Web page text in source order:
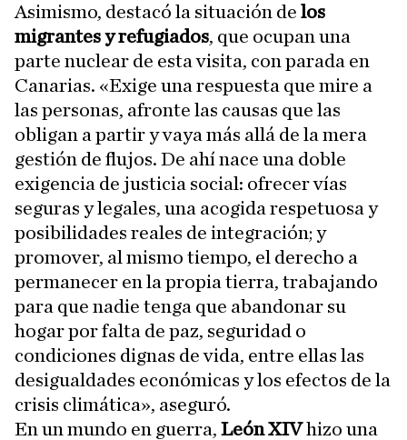
Asimismo, destacó la situación de los
migrantes y refugiados, que ocupan una
parte nuclear de esta visita, con parada en
Canarias. «Exige una respuesta que mire a
las personas, afronte las causas que las
obligan a partir y vaya más allá de la mera
gestión de flujos. De ahí nace una doble
exigencia de justicia social: ofrecer vías
seguras y legales, una acogida respetuosa y
posibilidades reales de integración; y
promover, al mismo tiempo, el derecho a
permanecer en la propia tierra, trabajando
para que nadie tenga que abandonar su
hogar por falta de paz, seguridad o
condiciones dignas de vida, entre ellas las
desigualdades económicas y los efectos de la
crisis climática», aseguró.
En un mundo en guerra, León XIVhizo una